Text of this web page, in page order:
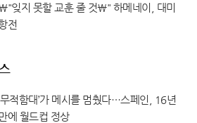
잊지 못할 교훈 줄 것\" 하메네이, 대미
전
무적함대’가 메시를 멈췄다…스페인, 16년
에 월드컵 정상